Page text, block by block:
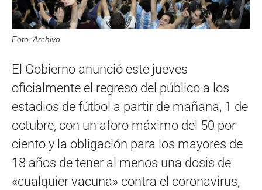
Foto: Archivo
El Gobierno anunció este jueves
oficialmente el regreso del público a los
estadios de fútbol a partir de mañana, 1 de
octubre, con un aforo máximo del 50 por
ciento y la obligación para los mayores de
18 años de tener al menos una dosis de
«cualquier vacuna» contra el coronavirus,